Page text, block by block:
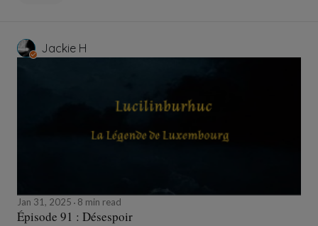
Jackie H
Jan 31, 2025 8 min read
Épisode 91 : Désespoir